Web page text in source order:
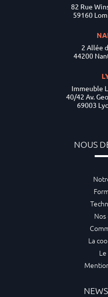
82 Rue
59160
2 Allée
44200
Immeuble
40/42 Av.
69003
NOUS
La